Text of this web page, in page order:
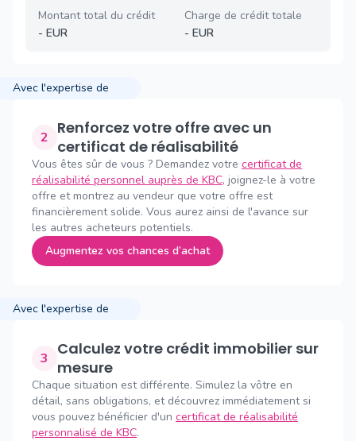
Montant total du crédit
- EUR
Charge de crédit totale
- EUR
Avec l'expertise de
2 Renforcez votre offre avec un
certificat de réalisabilité
Vous êtes sûr de vous ? Demandez votre certificat de
réalisabilité personnel auprès de KBC, joignez-le à votre
offre et montrez au vendeur que votre offre est
financièrement solide. Vous aurez ainsi de l'avance sur
les autres acheteurs potentiels.
Augmentez vos chances d’achat
Avec l'expertise de
3
Calculez votre crédit immobilier sur
mesure
Chaque situation est différente. Simulez la vôtre en
détail, sans obligations, et découvrez immédiatement si
vous pouvez bénéficier d'un certificat de réalisabilité
personnalisé de KBC.